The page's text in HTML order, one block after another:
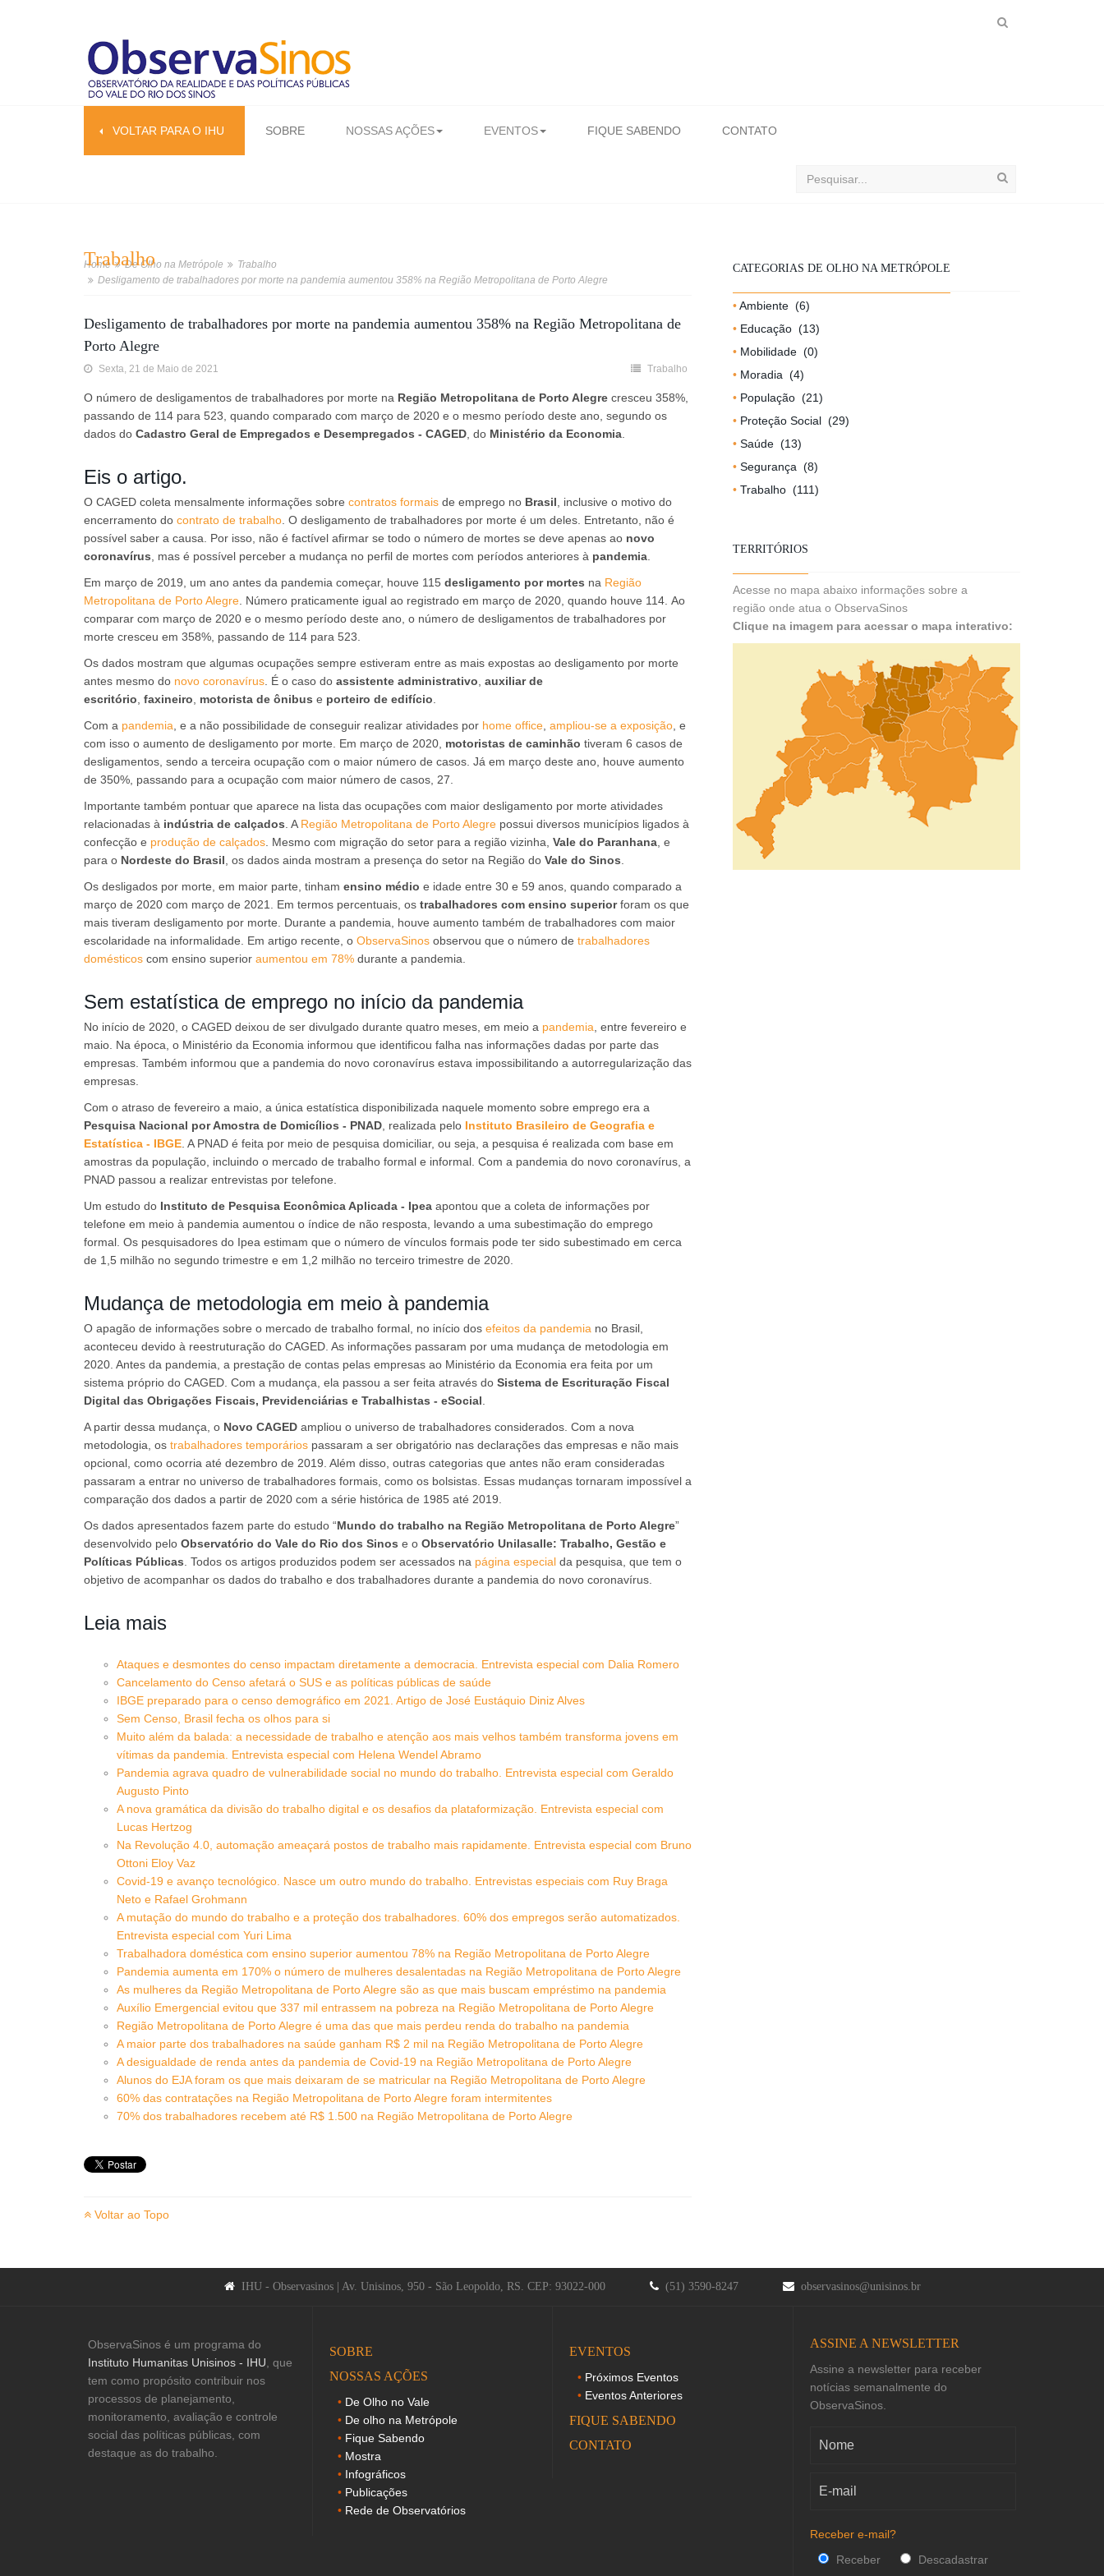
VOLTAR PARA O IHU SOBRE NOSSAS AÇÕES EVENTOS FIQUE SABENDO CONTATO
Buscar
Home De Olho na Metrópole
Trabalho
Desligamento de trabalhadores por morte na pandemia aumentou 358% na Região Metropolitana de Porto Alegre
Trabalho
Desligamento de trabalhadores por morte na pandemia aumentou 358% na Região Metropolitana de
Porto Alegre
Sexta, 21 de Maio de 2021 Trabalho
O número de desligamentos de trabalhadores por morte na Região Metropolitana de Porto Alegre cresceu 358%,
passando de 114 para 523, quando comparado com março de 2020 e o mesmo período deste ano, segundo os
dados do Cadastro Geral de Empregados e Desempregados - CAGED , do Ministério da Economia
Eis o artigo.
O CAGED coleta mensalmente informações sobre contratos formais de emprego no Brasil , inclusive o motivo do
encerramento do contrato de trabalho . O desligamento de trabalhadores por morte é um deles. Entretanto, não é
possível saber a causa. Por isso, não é factível afirmar se todo o número de mortes se deve apenas ao novo
coronavírus , mas é possível perceber a mudança no perfil de mortes com períodos anteriores à pandemia
Em março de 2019, um ano antes da pandemia começar, houve 115 desligamento por mortes na Região
Metropolitana de Porto Alegre . Número praticamente igual ao registrado em março de 2020, quando houve 114. Ao
comparar com março de 2020 e o mesmo período deste ano, o número de desligamentos de trabalhadores por
morte cresceu em 358%, passando de 114 para 523.
Os dados mostram que algumas ocupações sempre estiveram entre as mais expostas ao desligamento por morte
antes mesmo do novo coronavírus . É o caso do assistente administrativo auxiliar de
escritório faxineiro motorista de ônibus e porteiro de edifício
Com a pandemia , e a não possibilidade de conseguir realizar atividades por home office ampliou-se a exposição , e
com isso o aumento de desligamento por morte. Em março de 2020, motoristas de caminhão tiveram 6 casos de
desligamentos, sendo a terceira ocupação com o maior número de casos. Já em março deste ano, houve aumento
de 350%, passando para a ocupação com maior número de casos, 27.
Importante também pontuar que aparece na lista das ocupações com maior desligamento por morte atividades
relacionadas à indústria de calçados . A Região Metropolitana de Porto Alegre possui diversos municípios ligados à
confecção e produção de calçados . Mesmo com migração do setor para a região vizinha, Vale do Paranhana , e
para o Nordeste do Brasil , os dados ainda mostram a presença do setor na Região do Vale do Sinos
Os desligados por morte, em maior parte, tinham ensino médio e idade entre 30 e 59 anos, quando comparado a
março de 2020 com março de 2021. Em termos percentuais, os trabalhadores com ensino superiorforam os que
mais tiveram desligamento por morte. Durante a pandemia, houve aumento também de trabalhadores com maior
escolaridade na informalidade. Em artigo recente, o ObservaSinos observou que o número de trabalhadores
domésticos com ensino superior aumentou em 78% durante a pandemia.
Sem estatística de emprego no início da pandemia
No início de 2020, o CAGED deixou de ser divulgado durante quatro meses, em meio a pandemia , entre fevereiro e
maio. Na época, o Ministério da Economia informou que identificou falha nas informações dadas por parte das
empresas. Também informou que a pandemia do novo coronavírus estava impossibilitando a autorregularização das
empresas.
Com o atraso de fevereiro a maio, a única estatística disponibilizada naquele momento sobre emprego era a
Pesquisa Nacional por Amostra de Domicílios - PNAD , realizada pelo Instituto Brasileiro de Geografia e
Estatística - IBGE . A PNAD é feita por meio de pesquisa domiciliar, ou seja, a pesquisa é realizada com base em
amostras da população, incluindo o mercado de trabalho formal e informal. Com a pandemia do novo coronavírus, a
PNAD passou a realizar entrevistas por telefone.
Um estudo do Instituto de Pesquisa Econômica Aplicada - Ipea apontou que a coleta de informações por
telefone em meio à pandemia aumentou o índice de não resposta, levando a uma subestimação do emprego
formal. Os pesquisadores do Ipea estimam que o número de vínculos formais pode ter sido subestimado em cerca
de 1,5 milhão no segundo trimestre e em 1,2 milhão no terceiro trimestre de 2020.
Mudança de metodologia em meio à pandemia
O apagão de informações sobre o mercado de trabalho formal, no início dos efeitos da pandemia no Brasil,
aconteceu devido à reestruturação do CAGED. As informações passaram por uma mudança de metodologia em
2020. Antes da pandemia, a prestação de contas pelas empresas ao Ministério da Economia era feita por um
sistema próprio do CAGED. Com a mudança, ela passou a ser feita através do Sistema de Escrituração Fiscal
Digital das Obrigações Fiscais, Previdenciárias e Trabalhistas - eSocial
A partir dessa mudança, o Novo CAGED ampliou o universo de trabalhadores considerados. Com a nova
metodologia, os trabalhadores temporários passaram a ser obrigatório nas declarações das empresas e não mais
opcional, como ocorria até dezembro de 2019. Além disso, outras categorias que antes não eram consideradas
passaram a entrar no universo de trabalhadores formais, como os bolsistas. Essas mudanças tornaram impossível a
comparação dos dados a partir de 2020 com a série histórica de 1985 até 2019.
Os dados apresentados fazem parte do estudo “Mundo do trabalho na Região Metropolitana de Porto Alegre”
desenvolvido pelo Observatório do Vale do Rio dos Sinos e o Observatório Unilasalle: Trabalho, Gestão e
Políticas Públicas . Todos os artigos produzidos podem ser acessados na página especial da pesquisa, que tem o
objetivo de acompanhar os dados do trabalho e dos trabalhadores durante a pandemia do novo coronavírus.
Leia mais
Ataques e desmontes do censo impactam diretamente a democracia. Entrevista especial com Dalia Romero
Cancelamento do Censo afetará o SUS e as políticas públicas de saúde
IBGE preparado para o censo demográfico em 2021. Artigo de José Eustáquio Diniz Alves
Sem Censo, Brasil fecha os olhos para si
Muito além da balada: a necessidade de trabalho e atenção aos mais velhos também transforma jovens em
vítimas da pandemia. Entrevista especial com Helena Wendel Abramo
Pandemia agrava quadro de vulnerabilidade social no mundo do trabalho. Entrevista especial com Geraldo
Augusto Pinto
A nova gramática da divisão do trabalho digital e os desafios da plataformização. Entrevista especial com
Lucas Hertzog
Na Revolução 4.0, automação ameaçará postos de trabalho mais rapidamente. Entrevista especial com Bruno
Ottoni Eloy Vaz
Covid-19 e avanço tecnológico. Nasce um outro mundo do trabalho. Entrevistas especiais com Ruy Braga
Neto e Rafael Grohmann
A mutação do mundo do trabalho e a proteção dos trabalhadores. 60% dos empregos serão automatizados.
Entrevista especial com Yuri Lima
Trabalhadora doméstica com ensino superior aumentou 78% na Região Metropolitana de Porto Alegre
Pandemia aumenta em 170% o número de mulheres desalentadas na Região Metropolitana de Porto Alegre
As mulheres da Região Metropolitana de Porto Alegre são as que mais buscam empréstimo na pandemia
Auxílio Emergencial evitou que 337 mil entrassem na pobreza na Região Metropolitana de Porto Alegre
Região Metropolitana de Porto Alegre é uma das que mais perdeu renda do trabalho na pandemia
A maior parte dos trabalhadores na saúde ganham R$ 2 mil na Região Metropolitana de Porto Alegre
A desigualdade de renda antes da pandemia de Covid-19 na Região Metropolitana de Porto Alegre
Alunos do EJA foram os que mais deixaram de se matricular na Região Metropolitana de Porto Alegre
60% das contratações na Região Metropolitana de Porto Alegre foram intermitentes
70% dos trabalhadores recebem até R$ 1.500 na Região Metropolitana de Porto Alegre
Voltar ao Topo
CATEGORIAS DE OLHO NA METRÓPOLE
Ambiente (6)
Educação (13)
Mobilidade (0)
Moradia (4)
População (21)
Proteção Social (29)
Saúde (13)
Segurança (8)
Trabalho (111)
TERRITÓRIOS
Acesse no mapa abaixo informações sobre a
região onde atua o ObservaSinos
Clique na imagem para acessar o mapa interativo:
IHU - Observasinos | Av. Unisinos, 950 - São Leopoldo, RS. CEP: 93022-000 (51) 3590-8247 observasinos@unisinos.br
ObservaSinos é um programa do
Instituto Humanitas Unisinos - IHU , que
tem como propósito contribuir nos
processos de planejamento,
monitoramento, avaliação e controle
social das políticas públicas, com
destaque as do trabalho.
SOBRE
NOSSAS AÇÕES
De Olho no Vale
De olho na Metrópole
Fique Sabendo
Mostra
Infográficos
Publicações
Rede de Observatórios
EVENTOS
Próximos Eventos
Eventos Anteriores
FIQUE SABENDO
CONTATO
ASSINE A NEWSLETTER
Assine a newsletter para receber
notícias semanalmente do
ObservaSinos.
Receber e-mail?
Receber
Descadastrar